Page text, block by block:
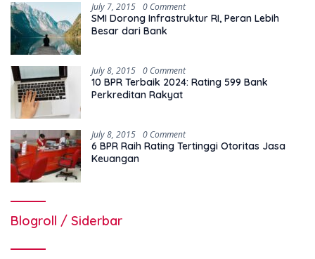
July 7, 2015 0 Comment
SMI Dorong Infrastruktur RI, Peran Lebih
Besar dari Bank
July 8, 2015 0 Comment
10 BPR Terbaik 2024: Rating 599 Bank
Perkreditan Rakyat
July 8, 2015 0 Comment
6 BPR Raih Rating Tertinggi Otoritas Jasa
Keuangan
Blogroll / Siderbar